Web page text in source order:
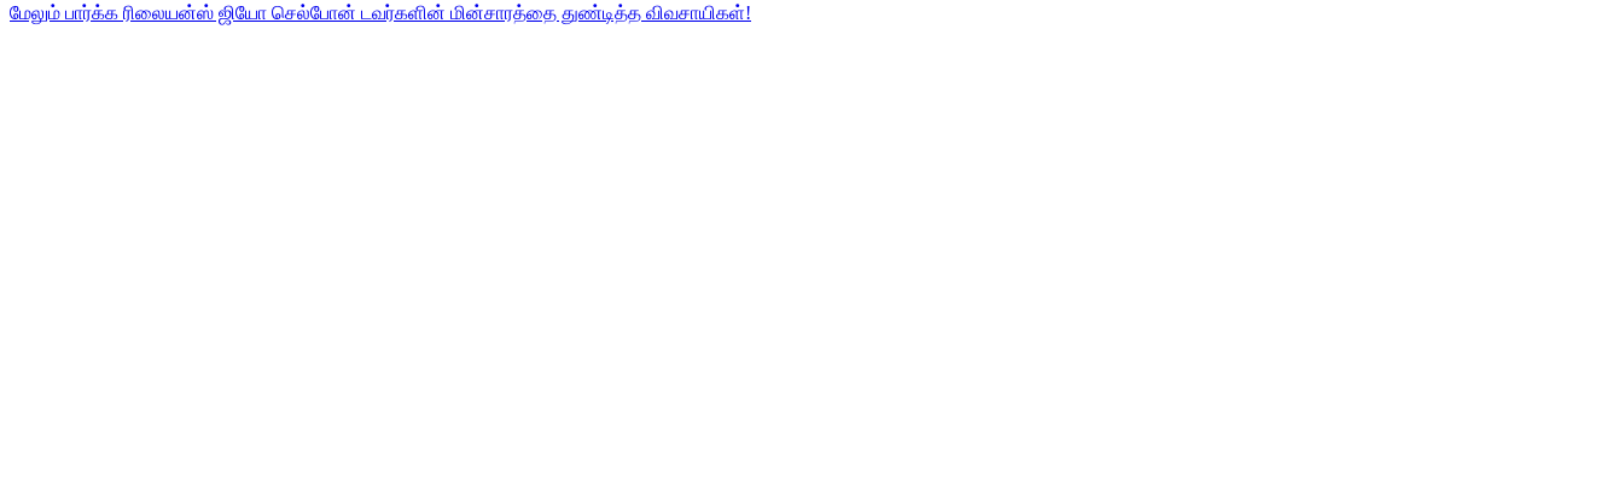
மேலும் பார்க்க ரிலையன்ஸ் ஜியோ செல்போன் டவர்களின் மின்சாரத்தை துண்டித்த விவசாயிகள்!